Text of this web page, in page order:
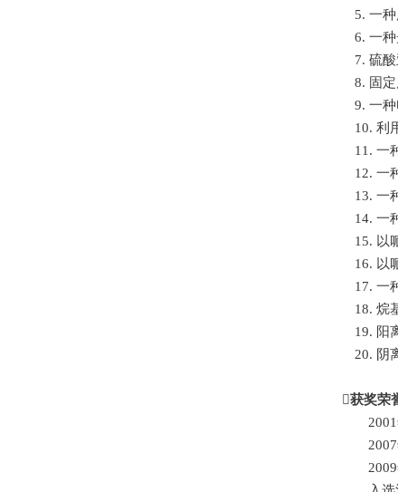
5. 一
6. 一
7. 硫
8. 固
9. 一
10. 利
11. 一
12. 一
13. 一
14. 一
15. 以
16. 以
17. 一
18. 烷
19. 阳
20. 阴
获奖荣